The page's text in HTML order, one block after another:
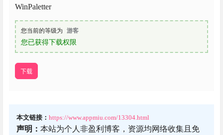
WinPaletter
您当前的等级为 游客
您已获得下载权限
下载
本文链接： https://www.appmiu.com/13304.html
声明： 本站为个人非盈利博客，资源均网络收集且免